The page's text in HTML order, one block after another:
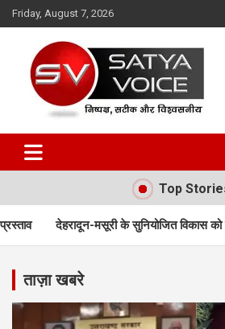
Skip
to
Friday, August 7, 2026
Satya Voice
Top
के सुनियोजित विकास को मिलेगी नई रफ्तार,
ताज़ा खबरे